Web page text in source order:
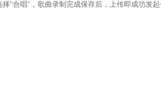
“合唱”，歌曲录制完成保存后，上传即成功发